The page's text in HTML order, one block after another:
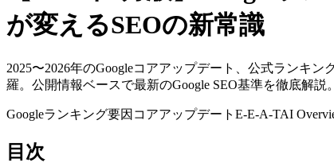
が変えるSEOの新常識
2025〜2026年のGoogleコアアップデート、公式ランキ
羅。公開情報ベースで最新のGoogle SEO基準を徹底解説。
Googleランキング要因 コアアップデート E-E-A-TAI
目次